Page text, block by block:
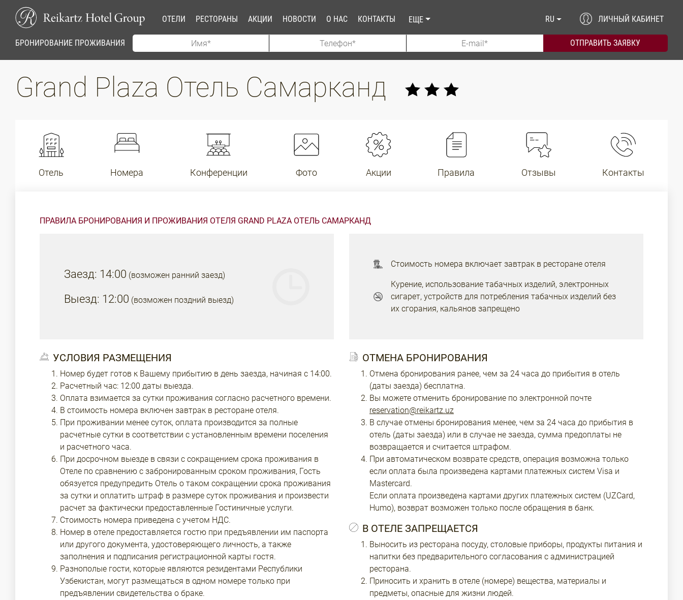
ОТЕЛИ РЕСТОРАНЫ АКЦИИ НОВОСТИ О НАС КОНТАКТЫ ЕЩЕ RU ЛИЧНЫЙ КАБИНЕТ
БРОНИРОВАНИЕ ПРОЖИВАНИЯ
Grand Plaza Отель Самарканд
Отель Номера Конференции Фото Акции Правила Отзывы Контакты
ПРАВИЛА БРОНИРОВАНИЯ И ПРОЖИВАНИЯ ОТЕЛЯ GRAND PLAZA ОТЕЛЬ САМАРКАНД
Заезд: 14:00 (возможен ранний заезд)
Выезд: 12:00 (возможен поздний выезд)
Стоимость номера включает завтрак в ресторане отеля
Курение, использование табачных изделий, электронных
сигарет, устройств для потребления табачных изделий без
их сгорания, кальянов запрещено
УСЛОВИЯ РАЗМЕЩЕНИЯ
Номер будет готов к Вашему прибытию в день заезда, начиная с 14:00.
Расчетный час: 12:00 даты выезда.
Оплата взимается за сутки проживания согласно расчетного времени.
В стоимость номера включен завтрак в ресторане отеля.
При проживании менее суток, оплата производится за полные
расчетные сутки в соответствии с установленным времени поселения
и расчетного часа.
При досрочном выезде в связи с сокращением срока проживания в
Отеле по сравнению с забронированным сроком проживания, Гость
обязуется предупредить Отель о таком сокращении срока проживания
за сутки и оплатить штраф в размере суток проживания и произвести
расчет за фактически предоставленные Гостиничные услуги.
Стоимость номера приведена с учетом НДС.
Номер в отеле предоставляется гостю при предъявлении им паспорта
или другого документа, удостоверяющего личность, а также
заполнения и подписания регистрационной карты гостя.
Разнополые гости, которые являются резидентами Республики
Узбекистан, могут размещаться в одном номере только при
предъявлении свидетельства о браке.
ОТМЕНА БРОНИРОВАНИЯ
Отмена бронирования ранее, чем за 24 часа до прибытия в отель
(даты заезда) бесплатна.
Вы можете отменить бронирование по электронной почте
reservation@reikartz.uz
В случае отмены бронирования менее, чем за 24 часа до прибытия в
отель (даты заезда) или в случае не заезда, сумма предоплаты не
возвращается и считается штрафом.
При автоматическом возврате средств, операция возможна только
если оплата была произведена картами платежных систем Visa и
Mastercard.
Если оплата произведена картами других платежных систем (UZCard,
Humo), возврат возможен только после обращения в банк.
В ОТЕЛЕ ЗАПРЕЩАЕТСЯ
Выносить из ресторана посуду, столовые приборы, продукты питания и
напитки без предварительного согласования с администрацией
ресторана.
Приносить и хранить в отеле (номере) вещества, материалы и
предметы, опасные для жизни людей.